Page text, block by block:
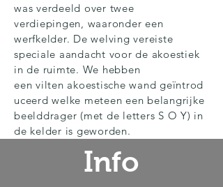
was verdeeld over twee
verdiepingen, waaronder een
werfkelder. De welving vereiste
speciale aandacht voor de akoestiek
in de ruimte. We hebben
een vilten akoestische wand geïntrod
uceerd welke meteen een belangrijke
beelddrager (met de letters S O Y) in
de kelder is geworden.
Info